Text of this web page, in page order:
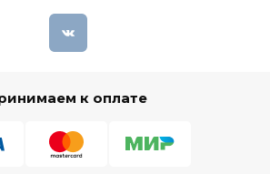
к оплате